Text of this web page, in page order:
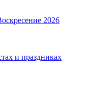
2026
и праздниках